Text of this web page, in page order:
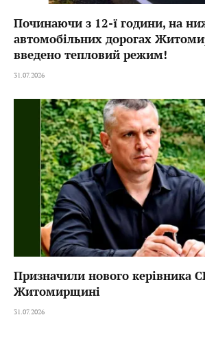
Починаючи з 12-ї години, на
автомобільних дорогах
введено тепловий режим!
31.07.2026
Призначили нового керівника
Житомирщині
31.07.2026